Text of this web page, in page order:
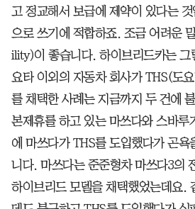
고 정교해서 보급에 제약이 있다는
으로 쓰기에 적합하죠. 조금 어려운
ility)이 좋습니다. 하이브리드카는 그
요타 이외의 자동차 회사가 THS(도
를 채택한 사례는 지금까지 두 건에
본제휴를 하고 있는 마쓰다와 스바루
에 마쓰다가 THS를 도입했다가 곤욕
니다. 마쓰다는 준준형차 마쓰다3의
하이브리드 모델을 채택했었는데요.